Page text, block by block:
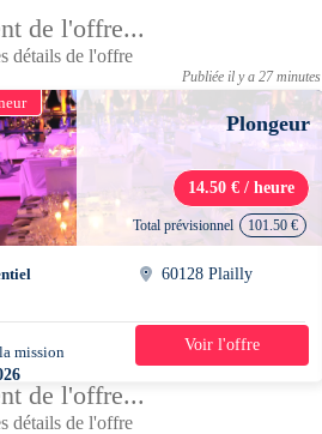
de l'offre...
détails de l'offre
Publiée il y a 27 minutes
Plongeur
14.50 € / heure
Total prévisionnel 101.50 €
60128 Plailly
mission
1 jour
Voir l'offre
de l'offre...
détails de l'offre